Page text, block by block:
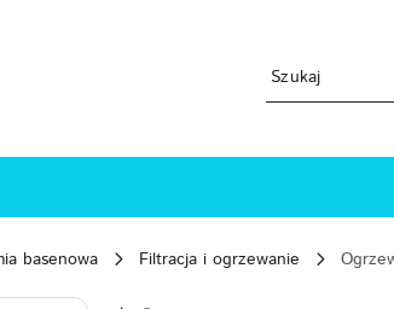
basenowa Filtracja i ogrzewanie